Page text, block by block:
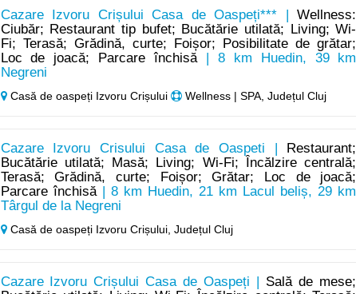
Cazare Izvoru Crișului Casa de Oaspeți*** |Wellness:
Ciubăr; Restaurant tip bufet; Bucătărie utilată; Living; Wi-
Fi; Terasă; Grădină, curte; Foișor; Posibilitate de grătar;
Loc de joacă; Parcare închisă| 8 km Huedin, 39 km
Negreni
Casă de oaspeți Izvoru Crișului Wellness | SPA, Județul Cluj
Cazare Izvoru Crisului Casa de Oaspeti |
Restaurant;
Bucătărie utilată; Masă; Living; Wi-Fi; Încălzire centrală;
Terasă; Grădină, curte; Foișor; Grătar; Loc de joacă;
Parcare închisă| 8 km Huedin, 21 km Lacul beliș, 29 km
Târgul de la Negreni
Casă de oaspeți Izvoru Crișului, Județul Cluj
Cazare Izvoru Crișului Casa de Oaspeți | Sală de mese;